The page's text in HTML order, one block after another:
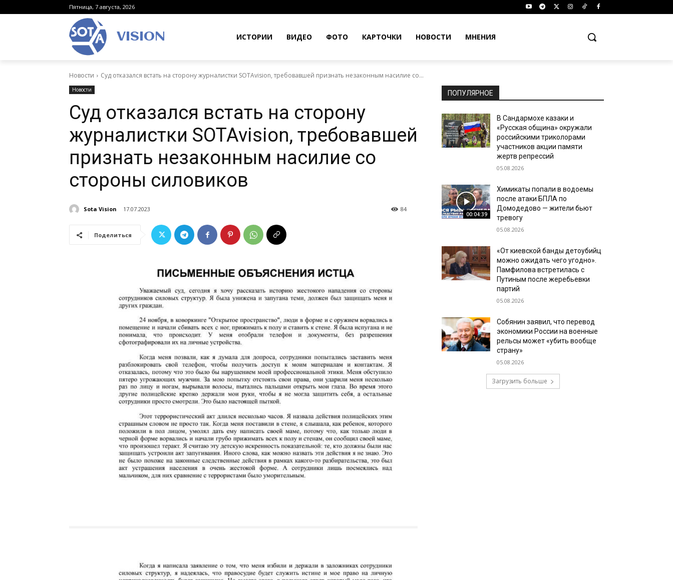
Пятница, 7 августа, 2026
VISION ИСТОРИИ ВИДЕО ФОТО КАРТОЧКИ НОВОСТИ МНЕНИЯ
Новости Суд отказался встать на сторону журналистки SOTAvision, требовавшей признать незаконным насилие со...
Новости
Суд отказался встать на сторону
журналистки SOTAvision, требовавшей
признать незаконным насилие со
стороны силовиков
Sota Vision 17.07.2023 84
Поделиться
ПОПУЛЯРНОЕ
В Сандармохе казаки и
«Русская община» окружали
российскими триколорами
участников акции памяти
жертв репрессий
05.08.2026
00:04:39
Химикаты попали в водоемы
после атаки БПЛА по
Домодедово — жители бьют
тревогу
05.08.2026
«От киевской банды детоубийц
можно ожидать чего угодно».
Памфилова встретилась с
Путиным после жеребьевки
партий
05.08.2026
Собянин заявил, что перевод
экономики России на военные
рельсы может «убить вообще
страну»
05.08.2026
Загрузить больше